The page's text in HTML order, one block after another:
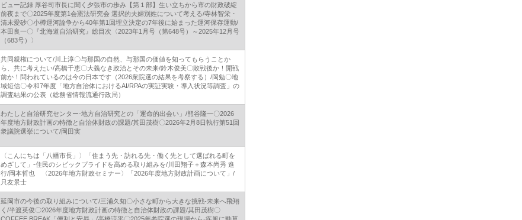
ビュー記録 厚谷司市長に聞く夕張市の歩み【第１部】生い立ちから市の財政破綻
前夜まで〇2025年度第1会憲法研究会 選択的夫婦別姓について考える/寺林智栄・
清末愛砂〇小樽運河論争から40年第1回埋立決定の7年後に始まった運河保存運動/
本田良一〇『北海道自治研究』総目次〈2023年1月号（第648号）～2025年12月号
（683号）〉
共同親権について/川上淳〇与那国の自然、与那国の価値を知ってもらうことか
ら、共に考えたい/高橋千恵〇大義なき政治とその未来/鈴木俊美〇敗戦後か！開戦
前か！問われているのは今の日本です（2026衆院選の結果を考察する）/岡勉〇地
域短信〇令和7年度「地方自治体におけるAI/RPAの実証実験・導入状況等調査」の
調査結果の公表（総務省情報流通行政局）
わたしと自治研究センター‐地方自治研究との「運命的出会い」/熊谷隆一〇2026
年度地方財政計画の特徴と自治体財政の課題/其田茂樹〇2026年2月8日執行第51回
衆議院選挙について/岡田実
〈こんにちは「八幡市長」〉「住まう先・訪れる先・働く先として選ばれる町を
めざして」‐住民のシビックプライドを高める取り組みを/川田翔子＋森本尚秀 進
行/岡本哲也 〈2026年地方財政セミナー〉「2026年度地方財政計画について」/
只友景士
延岡市の今後の取り組みについて/三浦久知〇小さな町から大きな挑戦‐未来へ飛翔
く/半渡英俊〇2026年度地方財政計画の特徴と自治体財政の課題/其田茂樹〇
COFFEE BREAK「便利と安易」/高橋涼平〇2025年参院選の現場から‐疾風に勁草